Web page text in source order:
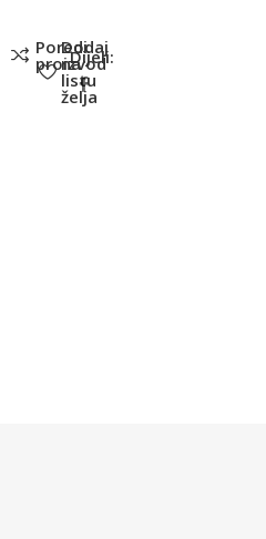
Poredi
proizvod
Dodaj
na
listu
želja
Dijeli: